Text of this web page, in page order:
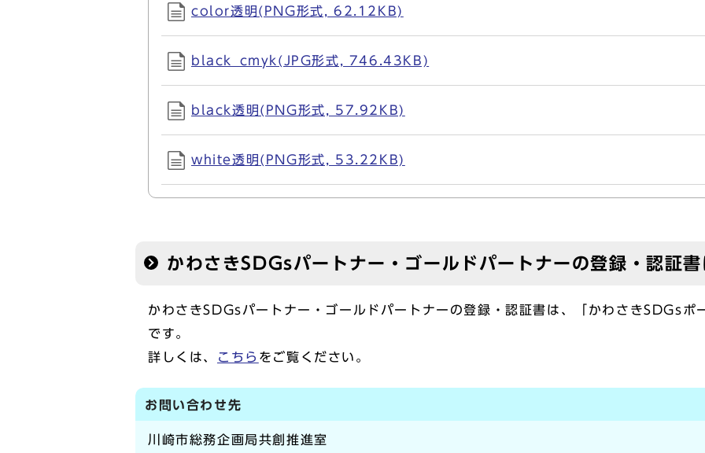
color透明(PNG形式, 62.12KB)
black_cmyk(JPG形式, 746.43KB)
black透明(PNG形式, 57.92KB)
white透明(PNG形式, 53.22KB)
かわさきSDGsパートナー・ゴールドパートナーの登録・認証
かわさきSDGsパートナー・ゴールドパートナーの登録・認証書は、「かわさきSDGsポ
です。
詳しくは、
こちら をご覧ください。
お問い合わせ先
川崎市総務企画局共創推進室